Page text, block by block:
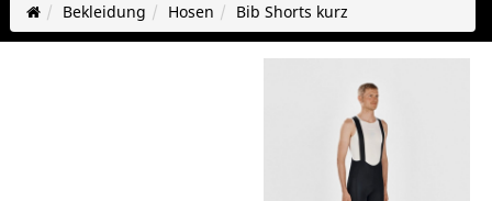
Bekleidung Hosen Bib Shorts kurz